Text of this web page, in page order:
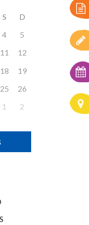
S
D
4
5
11
12
18
19
25
26
1 2